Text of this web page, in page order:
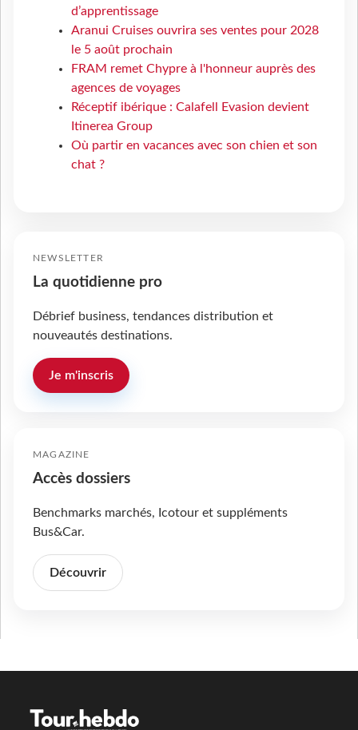
d’apprentissage
Aranui Cruises ouvrira ses ventes pour 2028
le 5 août prochain
FRAM remet Chypre à l'honneur auprès des
agences de voyages
Réceptif ibérique : Calafell Evasion devient
Itinerea Group
Où partir en vacances avec son chien et son
chat ?
NEWSLETTER
La quotidienne pro
Débrief business, tendances distribution et
nouveautés destinations.
Je m'inscris
MAGAZINE
Accès dossiers
Benchmarks marchés, Icotour et suppléments
Bus&Car.
Découvrir